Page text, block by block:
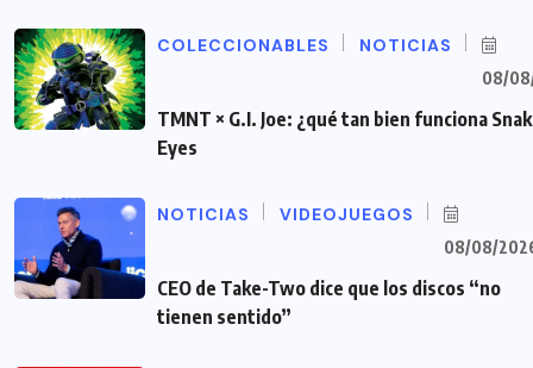
COLECCIONABLES NOTICIAS
08/
TMNT × G.I. Joe: ¿qué tan bien funciona
Eyes
NOTICIAS VIDEOJUEGOS
08/08/
CEO de Take-Two dice que los discos “no
tienen sentido”